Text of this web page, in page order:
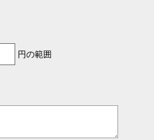
円の範囲